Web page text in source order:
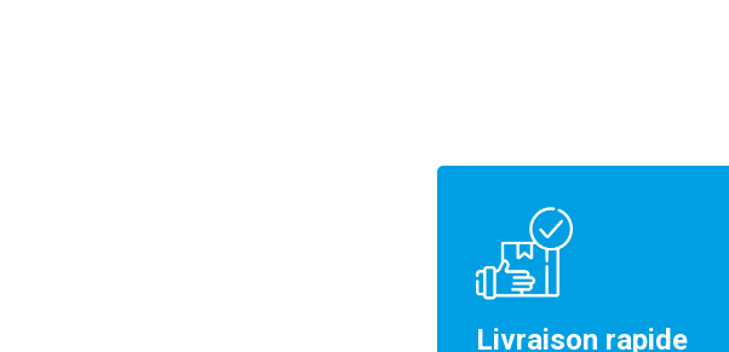
Livraison rapide